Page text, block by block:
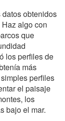
obtenidos
algo con
que
los perfiles de
más
perfiles
el paisaje
los
bajo el mar.